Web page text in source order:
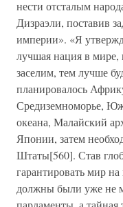
нести отсталым
Дизраэли, поставив
империи». «Я
лучшая нация в
заселим, тем лучше
планировалось
Средиземноморье,
океана, Малайский
Японии, затем
Штаты[560]. Став
гарантировать мир
должны были уже не